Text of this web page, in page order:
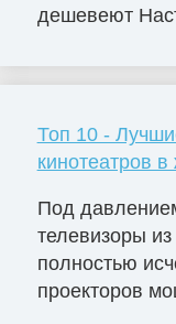
дешевеют
Топ 10 -
кинотеатров
Под
телевизоры
полностью
проекторов